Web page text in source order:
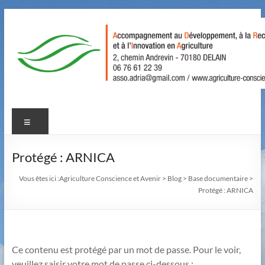
Agriculture
Conscience
et
Avenir
la
Protégé : ARNICA
Vous êtes ici :Agriculture Conscience et Avenir > Blog > Base documentaire >
Protégé : ARNICA
Ce contenu est protégé par un mot de passe. Pour le voir,